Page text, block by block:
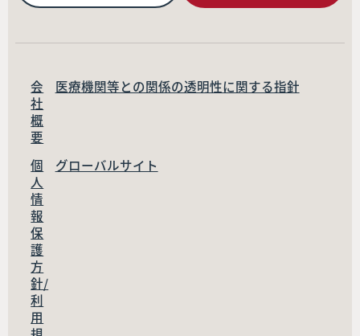
会
社
概
要
医療機関等との関係の透明性に関する指針
個
人
情
報
保
護
方
針/
利
用
グローバルサイト